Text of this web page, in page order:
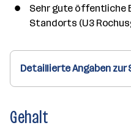
Sehr gute öffentliche
Standorts (U3
Detaillierte Angaben zur
Gehalt